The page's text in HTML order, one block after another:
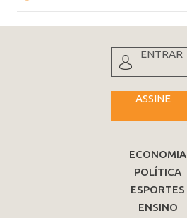
ENTRAR
ASSINE
ECONOMIA
POLÍTICA
ESPORTES
ENSINO